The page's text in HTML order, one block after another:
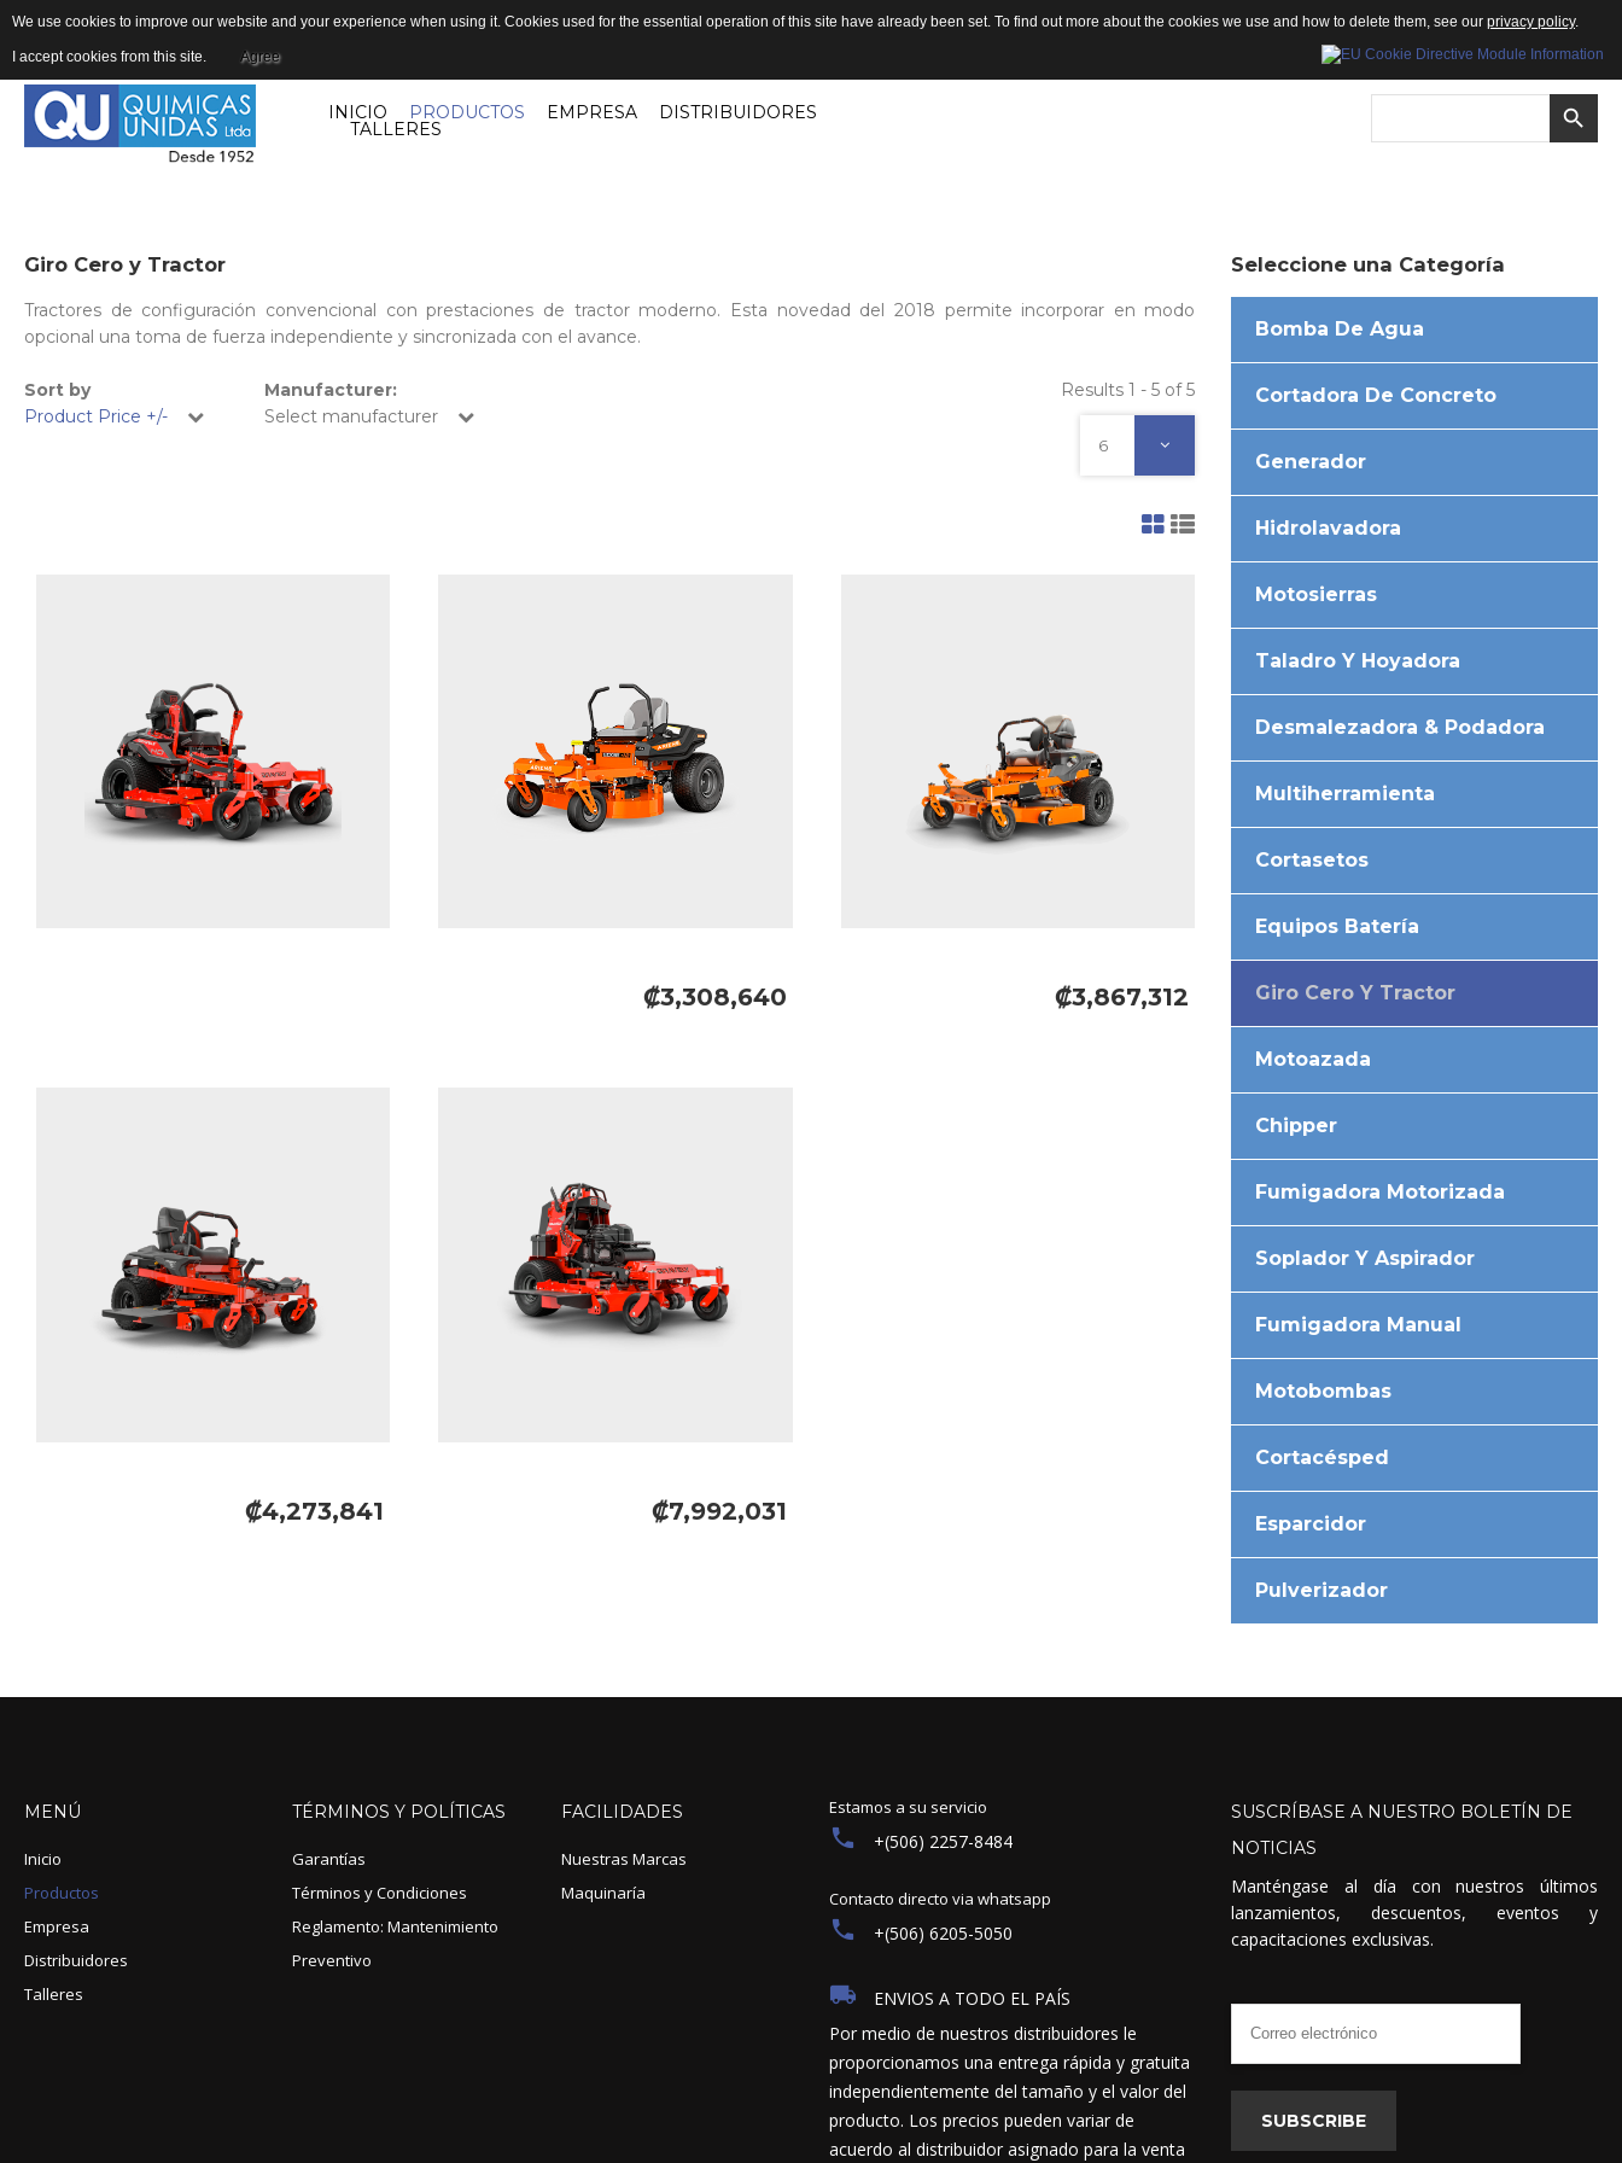
INICIO PRODUCTOS EMPRESA DISTRIBUIDORES
TALLERES
Giro Cero y Tractor
Tractores de configuración convencional con prestaciones de tractor moderno. Esta novedad del 2018 permite incorporar en modo
opcional una toma de fuerza independiente y sincronizada con el avance.
Sort by
Product Price +/-
Manufacturer:
Select manufacturer
Results 1 - 5 of 5
6
₡3,308,640 ₡3,867,312
₡4,273,841 ₡7,992,031
Seleccione una Categoría
Bomba De Agua
Cortadora De Concreto
Generador
Hidrolavadora
Motosierras
Taladro Y Hoyadora
Desmalezadora & Podadora
Multiherramienta
Cortasetos
Equipos Batería
Giro Cero Y Tractor
Motoazada
Chipper
Fumigadora Motorizada
Soplador Y Aspirador
Fumigadora Manual
Motobombas
Cortacésped
Esparcidor
Pulverizador
MENÚ
Inicio
Productos
Empresa
Distribuidores
Talleres
TÉRMINOS Y POLÍTICAS
Garantías
Términos y Condiciones
Reglamento: Mantenimiento
Preventivo
FACILIDADES
Nuestras Marcas
Maquinaría
Estamos a su servicio
+(506) 2257-8484
Contacto directo via whatsapp
+(506) 6205-5050
ENVIOS A TODO EL PAÍS
Por medio de nuestros distribuidores le
proporcionamos una entrega rápida y gratuita
independientemente del tamaño y el valor del
producto. Los precios pueden variar de
acuerdo al distribuidor asignado para la venta
SUSCRÍBASE A NUESTRO BOLETÍN DE
NOTICIAS
Manténgase al día con nuestros últimos
lanzamientos, descuentos, eventos y
capacitaciones exclusivas.
SUBSCRIBE
We use cookies to improve our website and your experience when using it. Cookies used for the essential operation of this site have already been set. To find out more about the cookies we use and how to delete them, see our privacy policy.
I accept cookies from this site. Agree